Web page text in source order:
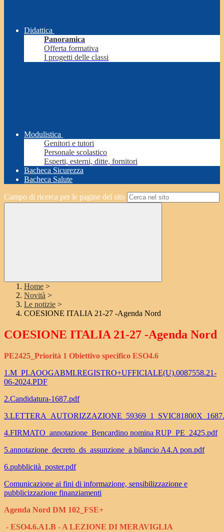
Didattica
Panoramica
Offerta formativa
I progetti delle classi
Modulistica
Genitori e tutori
Personale scolastico
Esperti, esterni, ditte, fornitori
Bacheca Sicurezza
Bacheca Salute
Campo di ricerca per le pagine del sito
Home >
Novità >
Le notizie >
COESIONE ITALIA 21-27 -Agenda Nord
COESIONE ITALIA 21-27 -Agenda Nord
PE2425_Priorità 1 Obiettivo specifico ESO4.6
1.M_PI.AOOGABMI.REGISTRO+UFFICIALE(U).0087558.21-
06-2024.PDF
2.Candidatura-1687.pdf
4.FIRMATO_annotazione_Bencardino nomina RUP_PE_2425.pdf
5.annotazione_decreto_ds_assunzione_a bilancio A4.A pon.pdf
6.pubblicità_poster.pdf
Comunicazione ai fini di informazione, sensibilizzazione e
pubblicizzazione finanziamenti
Agenda Nord DM 102_FSE+
- ESO4.6.A1.B - A LEZIONE DI MERAVIGLIA